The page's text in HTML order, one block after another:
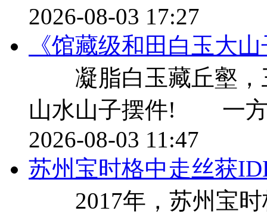
2026-08-03 17:27
《馆藏级和田白玉大
凝脂白玉藏丘壑，
山水山子摆件! 一方
2026-08-03 11:47
苏州宝时格中走丝获
2017年，苏州宝时